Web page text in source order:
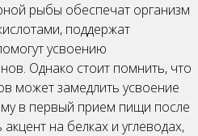
рыбы обеспечат организм
поддержат
усвоению
Однако стоит помнить, что
может замедлить усвоение
в первый прием пищи после
на белках и углеводах,